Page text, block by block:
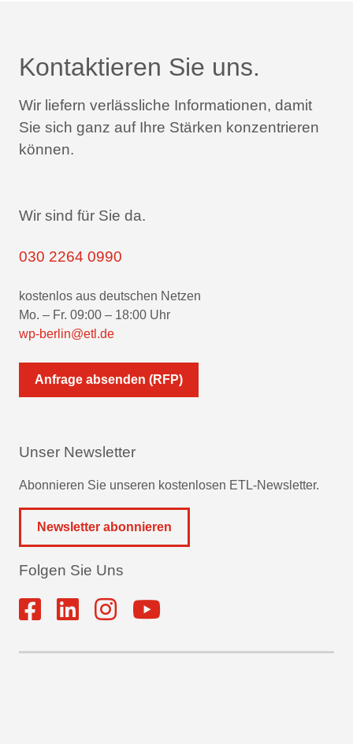
Kontaktieren Sie uns.
Wir liefern verlässliche Informationen, damit
Sie sich ganz auf Ihre Stärken konzentrieren
können.
Wir sind für Sie da.
030 2264 0990
kostenlos aus deutschen Netzen
Mo. – Fr. 09:00 – 18:00 Uhr
wp-berlin@etl.de
Anfrage absenden (RFP)
Unser Newsletter
Abonnieren Sie unseren kostenlosen ETL-Newsletter.
Newsletter abonnieren
Folgen Sie Uns